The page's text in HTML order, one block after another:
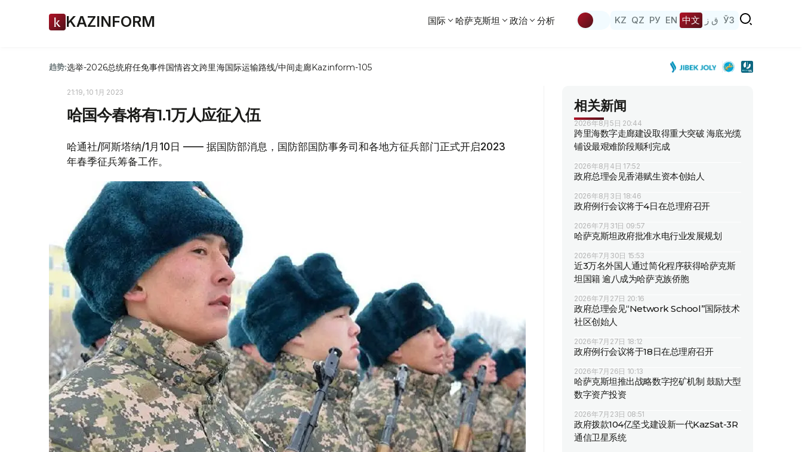
KAZINFORM 国际 哈萨克斯坦 政治 分析 KZ QZ РУ EN 中文 ق ز ЎЗ
趋势:选举-2026总统府任免事件国情咨文跨里海国际运输路线/中间走廊Kazinform-105
21:19, 10 1月 2023
哈国今春将有1.1万人应征入伍
哈通社/阿斯塔纳/1月10日 —— 据国防部消息，国防部国防事务司和各地方征兵部门正式开启2023
年春季征兵筹备工作。
相关新闻
2026年8月5日 20:44
跨里海数字走廊建设取得重大突破 海底光缆
铺设最艰难阶段顺利完成
2026年8月4日 17:52
政府总理会见香港赋生资本创始人
2026年8月3日 18:46
政府例行会议将于4日在总理府召开
2026年7月31日 09:57
哈萨克斯坦政府批准水电行业发展规划
2026年7月30日 15:53
近3万名外国人通过简化程序获得哈萨克斯
坦国籍 逾八成为哈萨克族侨胞
2026年7月27日 20:16
政府总理会见“Network School”国际技术
社区创始人
2026年7月27日 18:12
政府例行会议将于18日在总理府召开
2026年7月26日 10:13
哈萨克斯坦推出战略数字挖矿机制 鼓励大型
数字资产投资
2026年7月23日 08:51
政府拨款104亿坚戈建设新一代KazSat-3R
通信卫星系统